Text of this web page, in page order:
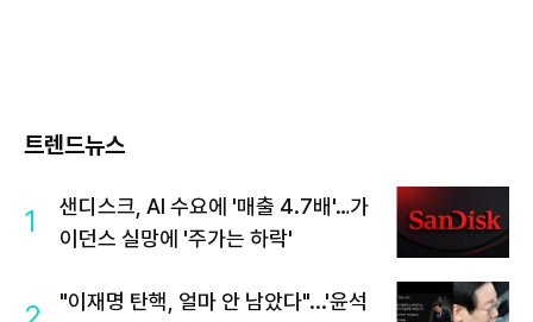
트렌드뉴스
1
샌디스크, AI 수요에 '매출 4.7배'…가
이던스 실망에 '주가는 하락'
"이재명 탄핵, 얼마 안 남았다"...'윤석